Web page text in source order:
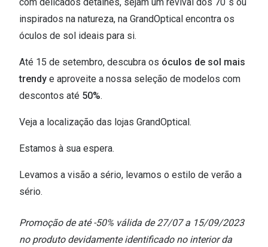
inspirados na natureza, na GrandOptical encontra os
óculos de sol ideais para si.
Até 15 de setembro, descubra os óculos de sol mais
trendy e aproveite a nossa seleção de modelos com
descontos até 50%.
Veja a localização das lojas GrandOptical.
Estamos à sua espera.
Levamos a visão a sério, levamos o estilo de verão a
sério.
Promoção de até -50% válida de 27/07 a 15/09/2023
no produto devidamente identificado no interior da